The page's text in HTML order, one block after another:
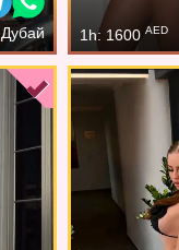
Дубай 1h: 1600 AED